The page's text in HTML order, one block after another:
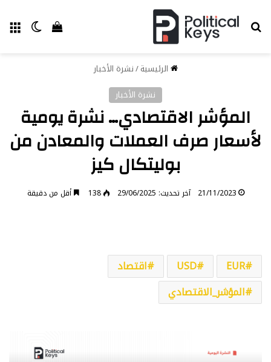
إستعراض بحث عن
الرئيسية/نشرة الأخبار
نشرة الأخبار
المؤشر الاقتصادي… نشرة يومية
لأسعار صرف العملات والمعادن من
بوليتكال كيز
21/11/2023 آخر تحديث: 29/06/2025 138 أقل من دقيقة
EUR
USD
اقتصاد
المؤشر_الاقتصادي